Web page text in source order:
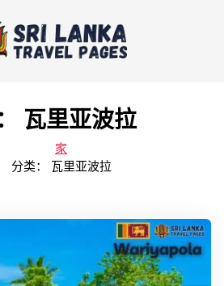
瓦里亚波拉
家
分类： 瓦里亚波拉